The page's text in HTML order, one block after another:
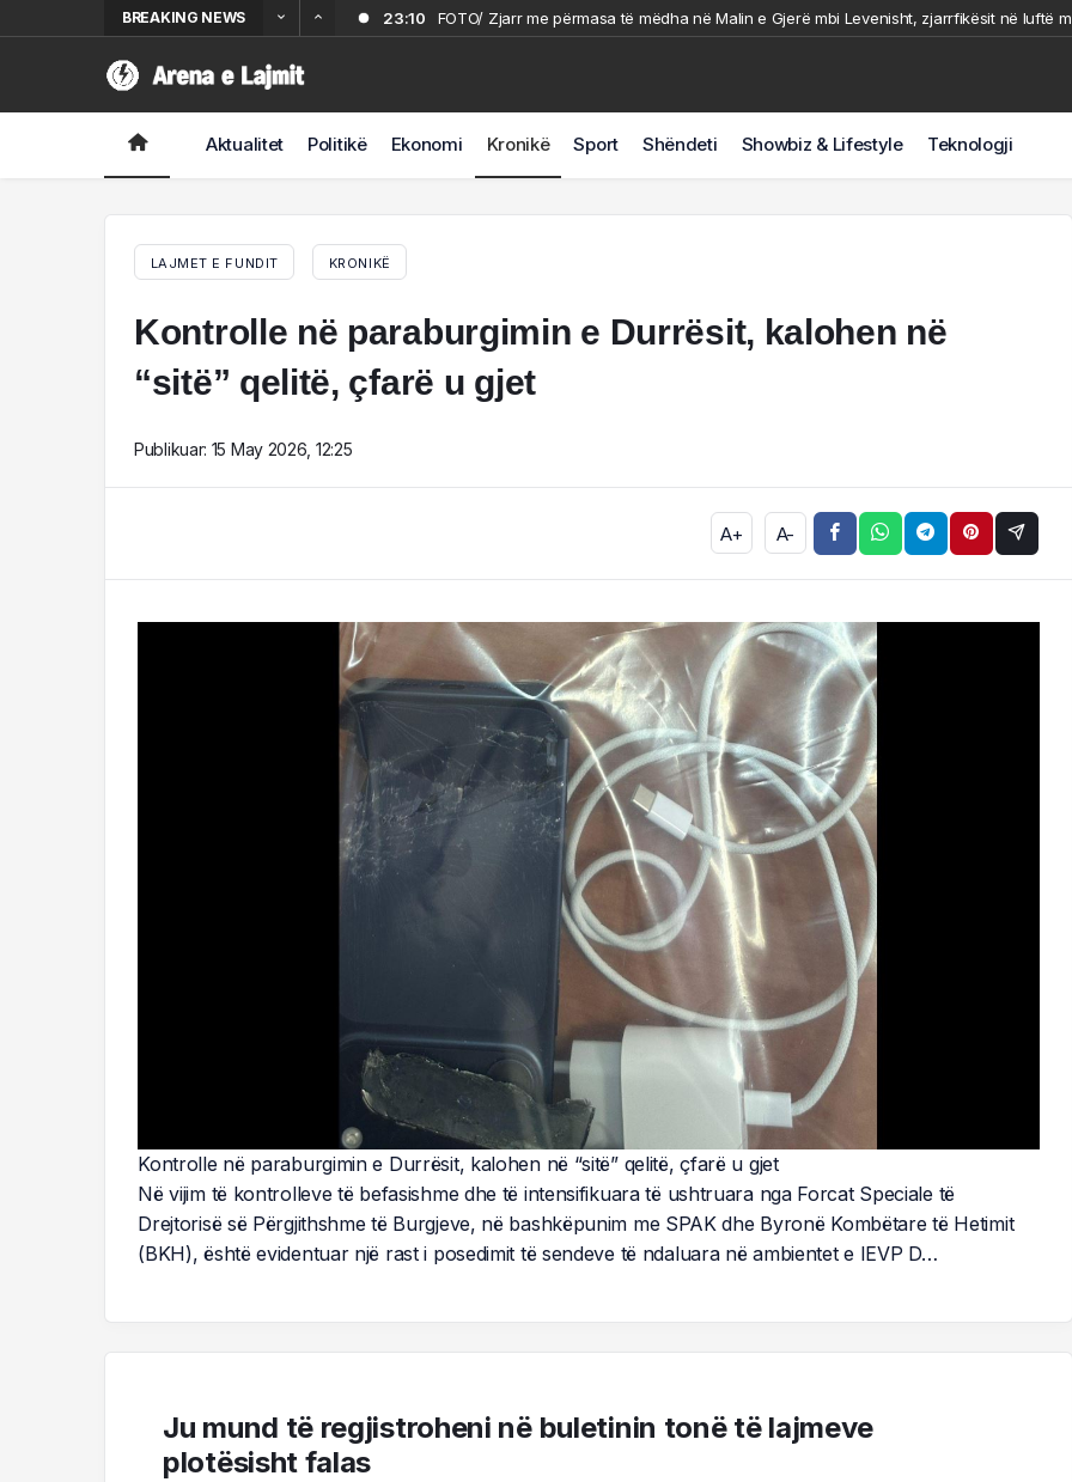
BREAKING NEWS 23:10
FOTO/ Zjarr me përmasa të mëdha në Malin e Gjerë mbi Levenisht, zjarrfikësit në luftë
Aktualitet Politikë Ekonomi Kronikë Sport Shëndeti Showbiz & Lifestyle Teknologji
LAJMET E FUNDIT KRONIKË
Kontrolle në paraburgimin e Durrësit, kalohen në
“sitë” qelitë, çfarë u gjet
Publikuar: 15 May 2026, 12:25
A+ A-
Kontrolle në paraburgimin e Durrësit, kalohen në “sitë” qelitë, çfarë u gjet
Në vijim të kontrolleve të befasishme dhe të intensifikuara të ushtruara nga Forcat Speciale të
Drejtorisë së Përgjithshme të Burgjeve, në bashkëpunim me SPAK dhe Byronë Kombëtare të Hetimit
(BKH), është evidentuar një rast i posedimit të sendeve të ndaluara në ambientet e IEVP D…
Ju mund të regjistroheni në buletinin tonë të lajmeve
plotësisht falas